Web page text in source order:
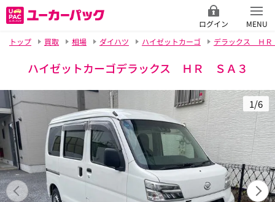
ログイン
MENU
トップ
買取 相場 ダイハツ ハイゼットカーゴ デラックス Ｈ
ハイゼットカーゴデラックス ＨＲ ＳＡ３
1/6